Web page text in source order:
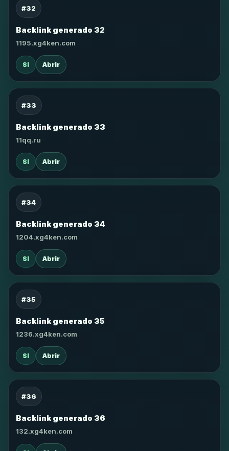
#32
Backlink generado 32
1195.xg4ken.com
SI Abrir
#33
Backlink generado 33
11qq.ru
SI Abrir
#34
Backlink generado 34
1204.xg4ken.com
SI Abrir
#35
Backlink generado 35
1236.xg4ken.com
SI Abrir
#36
Backlink generado 36
132.xg4ken.com